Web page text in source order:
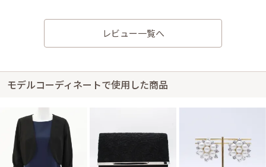
身長157cm【Sサイズ(Mサイズよりの)】 (バスト：C65)
サイズはぴったりで、丈はひざ下でした。 ウェーブ体型の方におすすめで
す。 ウエスト細めの人はベルトなどつけると良さそうです。 ウエスト位置
実物はもっとくすみラベンダーな感じです。
レビュー一覧へ
モデルコーディネートで使用した商品